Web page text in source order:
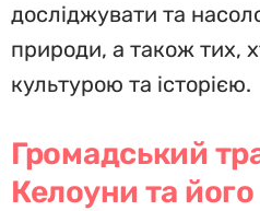
досліджувати та
природи, а також тих,
культурою та історією.
Громадський
Келоуни та